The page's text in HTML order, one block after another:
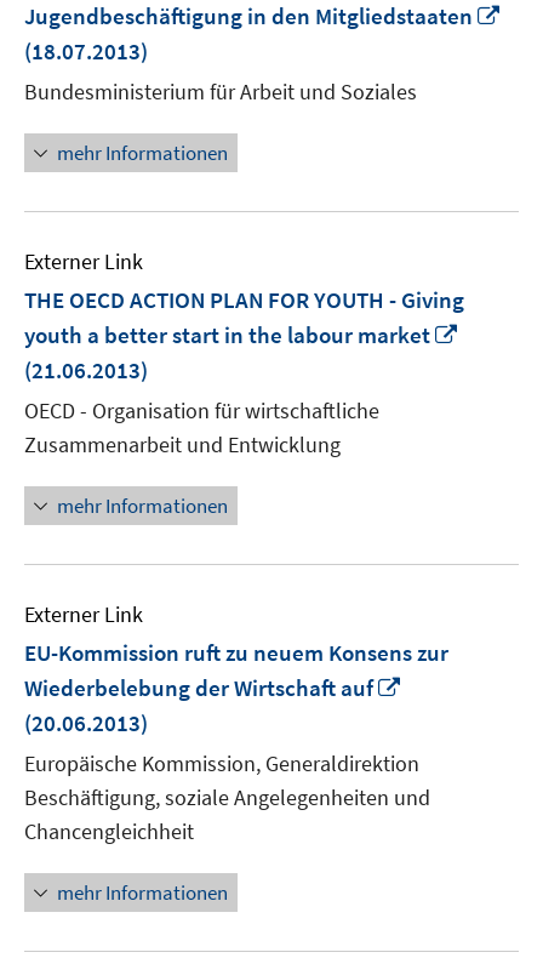
Jugendbeschäftigung in den Mitgliedstaaten
(18.07.2013)
Bundesministerium für Arbeit und Soziales
mehr Informationen
Externer Link
THE OECD ACTION PLAN FOR YOUTH - Giving
youth a better start in the labour market
(21.06.2013)
OECD - Organisation für wirtschaftliche
Zusammenarbeit und Entwicklung
mehr Informationen
Externer Link
EU-Kommission ruft zu neuem Konsens zur
Wiederbelebung der Wirtschaft auf
öffnen
(20.06.2013)
Europäische Kommission, Generaldirektion
Beschäftigung, soziale Angelegenheiten und
Chancengleichheit
mehr Informationen